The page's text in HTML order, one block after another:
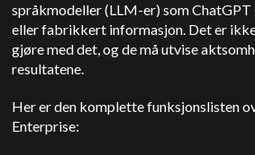
språkmodeller (LLM-er) som
eller fabrikkert informasjon. Det er
gjøre med det, og de må utvise
resultatene.
Her er den komplette funksjonslisten
Enterprise: